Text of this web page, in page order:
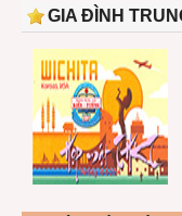
GIA ĐÌNH